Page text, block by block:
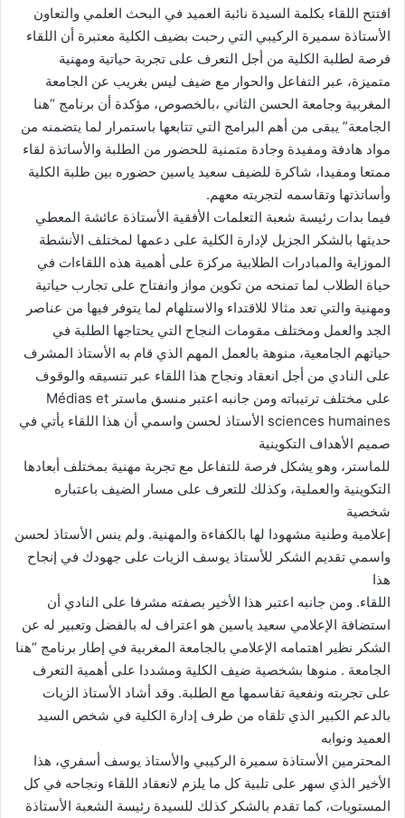
افتتح اللقاء بكلمة السيدة نائبة العميد في البحث العلمي والتعاون
الأستاذة سميرة الركيبي التي رحبت بضيف الكلية معتبرة أن اللقاء
فرصة لطلبة الكلية من أجل التعرف على تجربة حياتية ومهنية
متميزة، عبر التفاعل والحوار مع ضيف ليس بغريب عن الجامعة
المغربية وجامعة الحسن الثاني ،بالخصوص، مؤكدة أن برنامج “هنا
الجامعة” يبقى من أهم البرامج التي تتابعها باستمرار لما يتضمنه من
مواد هادفة ومفيدة وجادة متمنية للحضور من الطلبة والأساتذة لقاء
ممتعا ومفيدا، شاكرة للضيف سعيد ياسين حضوره بين طلبة الكلية
وأساتذتها وتقاسمه لتجربته معهم.
فيما بدات رئيسة شعبة التعلمات الأفقية الأستاذة عائشة المعطي
حديثها بالشكر الجزيل لإدارة الكلية على دعمها لمختلف الأنشطة
الموزاية والمبادرات الطلابية مركزة على أهمية هذه اللقاءات في
حياة الطلاب لما تمنحه من تكوين مواز وانفتاح على تجارب حياتية
ومهنية والتي تعد مثالا للاقتداء والاستلهام لما يتوفر فيها من عناصر
الجد والعمل ومختلف مقومات النجاح التي يحتاجها الطلبة في
حياتهم الجامعية، منوهة بالعمل المهم الذي قام به الأستاذ المشرف
على النادي من أجل انعقاد ونجاح هذا اللقاء عبر تنسيقه والوقوف
على مختلف ترتيباته ومن جانبه اعتبر منسق ماستر Médias et
sciences humaines الأستاذ لحسن واسمي أن هذا اللقاء يأتي في
صميم الأهداف التكوينية
للماستر، وهو يشكل فرصة للتفاعل مع تجربة مهنية بمختلف أبعادها
التكوينية والعملية، وكذلك للتعرف على مسار الضيف باعتباره
شخصية
إعلامية وطنية مشهودا لها بالكفاءة والمهنية. ولم ينس الأستاذ لحسن
واسمي تقديم الشكر للأستاذ يوسف الزيات على جهودك في إنجاح
هذا
اللقاء. ومن جانبه اعتبر هذا الأخير بصفته مشرفا على النادي أن
استضافة الإعلامي سعيد ياسين هو اعتراف له بالفضل وتعبير له عن
الشكر نظير اهتمامه الإعلامي بالجامعة المغربية في إطار برنامج “هنا
الجامعة . منوها بشخصية ضيف الكلية ومشددا على أهمية التعرف
على تجربته ونفعية تقاسمها مع الطلبة. وقد أشاد الأستاذ الزيات
بالدعم الكبير الذي تلقاه من طرف إدارة الكلية في شخص السيد
العميد ونوابه
المحترمين الأستاذة سميرة الركيبي والأستاذ يوسف أسفري، هذا
الأخير الذي سهر على تلبية كل ما يلزم لانعقاد اللقاء ونجاحه في كل
المستويات، كما تقدم بالشكر كذلك للسيدة رئيسة الشعبة الأستاذة